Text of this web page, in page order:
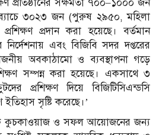
প্রতিষ্ঠানের সক্ষমতা ৭০০–১০০০ জন
৩০২৩ জন (পুরুষ ২৯৫০, মহিলা
প্রদান করা হয়েছে। বর্তমান
নির্দেশনায় এবং বিজিবি সদর দপ্তরের
অবকাঠামো ও ব্যবস্থাপনা গড়ে
সম্পন্ন করা হয়েছে। একসাথে ৩
প্রশিক্ষণ দিয়ে বিজিটিসিএন্ডসি
ইতিহাস সৃষ্টি করেছে।’
কুচকাওয়াজ ও সফল আয়োজনের জন্য